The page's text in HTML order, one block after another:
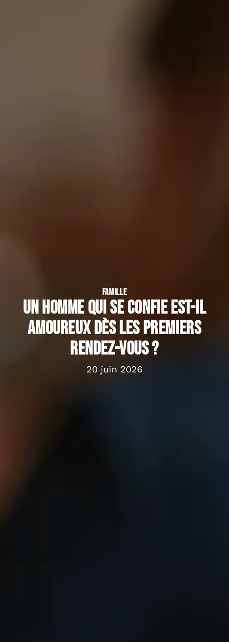
FAMILLE
Un homme qui se confie est-il
amoureux dès les premiers
rendez-vous ?
20 juin 2026